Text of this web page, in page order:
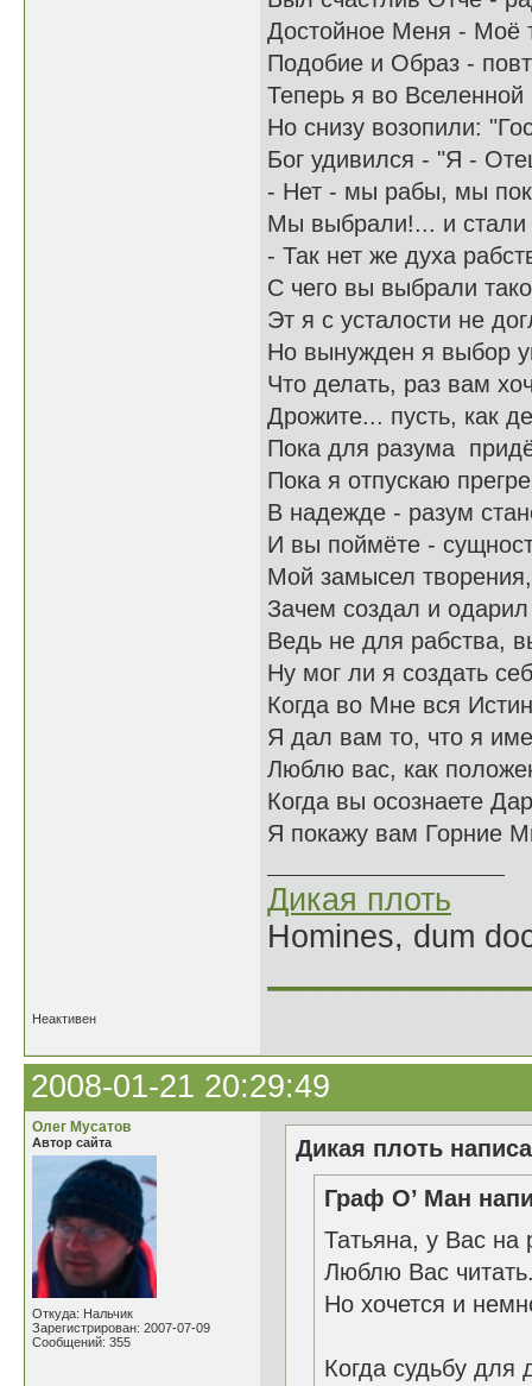
Достойное Меня - Моё
Подобие и Образ -
Теперь я во
Но снизу возопили:
Бог удивился - "Я -
- Нет - мы рабы, мы
Мы выбрали!... и стали
- Так нет же духа
С чего вы выбрали
Эт я с усталости не
Но вынужден я выбор
Что делать, раз вам
Дрожите... пусть, как
Пока для разума
Пока я отпускаю
В надежде - разум
И вы поймёте -
Мой замысел
Зачем создал и
Ведь не для рабства,
Ну мог ли я создать
Когда во Мне вся
Я дал вам то, что я
Люблю вас, как
Когда вы осознаете
Я покажу вам Горние
Дикая плоть
Homines, dum
Неактивен
2008-01-21 20:29:49
Олег Мусатов
Автор сайта
Откуда: Нальчик
Зарегистрирован: 2007-07-09
Сообщений: 355
Дикая плоть
Граф О’ Ман
Татьяна, у Вас на
Люблю Вас
Но хочется и
Когда судьбу для